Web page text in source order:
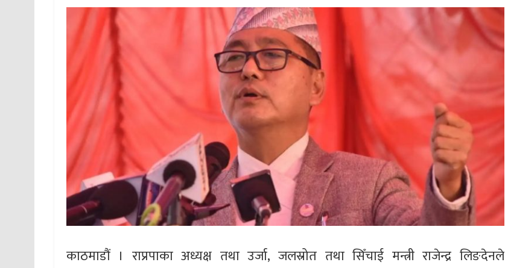
काठमाडौं । राप्रपाका अध्यक्ष तथा उर्जा, जलस्रोत तथा सिँचाई मन्त्री राजेन्द्र लिङदेनले